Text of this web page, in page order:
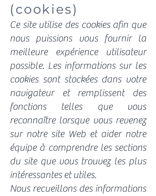
(cookies)
Ce site utilise des cookies afin que
nous puissions vous fournir la
meilleure expérience utilisateur
possible. Les informations sur les
cookies sont stockées dans votre
navigateur et remplissent des
fonctions telles que vous
reconnaître lorsque vous revenez
sur notre site Web et aider notre
équipe à comprendre les sections
du site que vous trouvez les plus
intéressantes et utiles.
Nous recueillons des informations